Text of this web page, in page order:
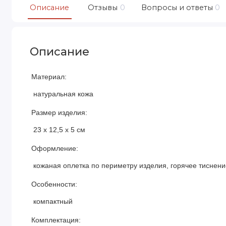
Описание Отзывы 0 Вопросы и ответы 0
Описание
Материал:
натуральная кожа
Размер изделия:
23 х 12,5 х 5 см
Оформление:
кожаная оплетка по периметру изделия, горячее
Особенности:
компактный
Комплектация: